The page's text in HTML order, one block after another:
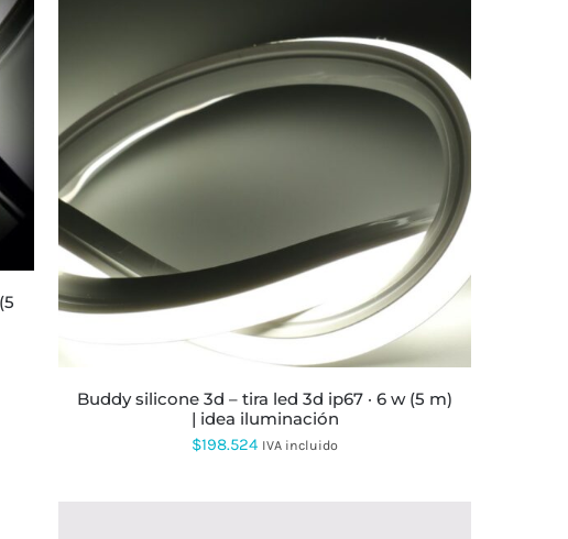
VARIANTES.
LAS
OPCIONES
PUEDEN
ELEGIR
EN
PÁGINA
DE
PRODUCTO
buddy silicone 3d – tira led 3d ip67 · 6 w (5 m)
| idea iluminación
$198.524 IVA incluido